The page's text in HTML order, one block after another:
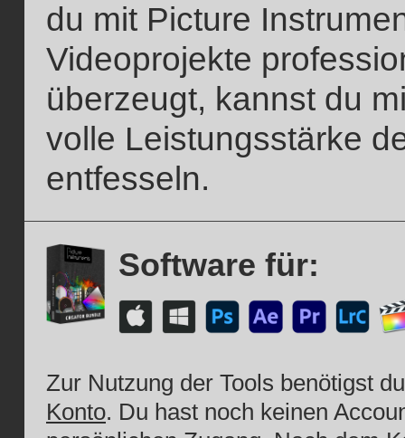
du mit Picture
Videoprojekte
überzeugt, kannst du
volle Leistungsstärke
entfesseln.
Software für:
Zur Nutzung der Tools benötigst
Konto. Du hast noch keinen